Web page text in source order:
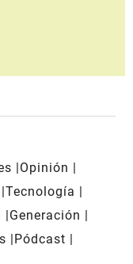
Opinión
Tecnología
Generación
Pódcast